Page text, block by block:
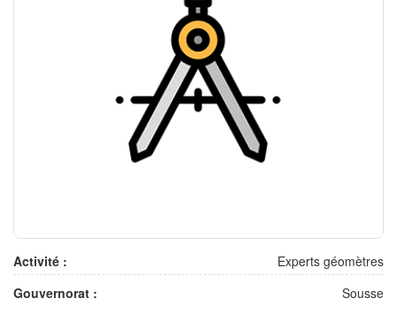
Activité :
Experts géomètres
Gouvernorat :
Sousse